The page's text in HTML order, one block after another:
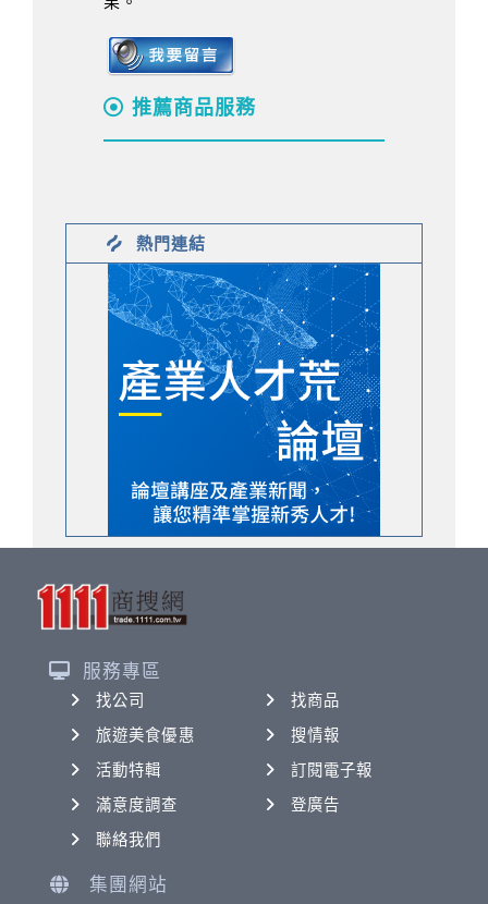
推薦商品服務
熱門連結
服務專區
找公司
找商品
旅遊美食優惠
搜情報
活動特輯
訂閱電子報
滿意度調查
登廣告
聯絡我們
集團網站